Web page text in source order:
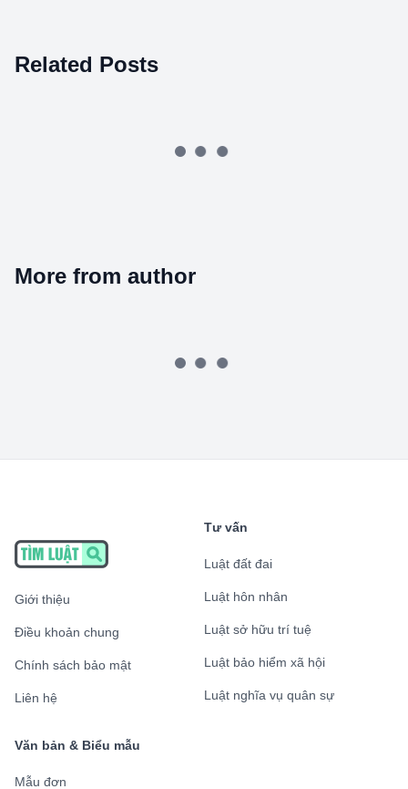
Related Posts
More from author
Giới thiệu
Điều khoản chung
Chính sách bảo mật
Liên hệ
Tư vấn
Luật đất đai
Luật hôn nhân
Luật sở hữu trí tuệ
Luật bảo hiểm xã hội
Luật nghĩa vụ quân sự
Văn bản & Biểu mẫu
Mẫu đơn